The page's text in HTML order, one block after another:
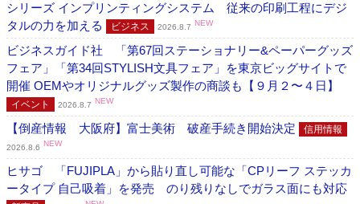
シリーズ インプリンティングシステム 従来の印刷工程にデジ
タルの力を加える
ビジネス 2026.8.7 NEW
ビジネスガイド社 「第67回ステーショナリー&ペーパーグッズ
フェア」「第34回STYLISH文具フェア」を東京ビッグサイトで
開催 OEMやオリジナルグッズ製作の商談も【９月２〜４日】
イベント 2026.8.7 NEW
【倒産情報 大阪府】富士美術 破産手続き開始決定 信用情報
2026.8.6 NEW
ヒサゴ 「FUJIPLA」から貼り直し可能な「CPリーフ ステッカ
ータイプ 自己吸着」を発売 のり残りなしでガラス面にも対応